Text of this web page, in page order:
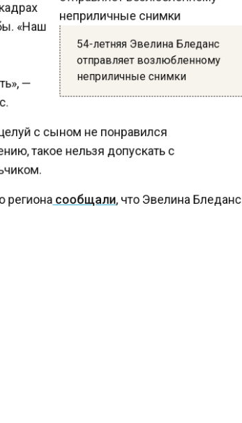
54-летняя Эвелина Бледанс
отправляет возлюбленному
неприличные снимки
«Наш
—
с сыном не понравился
такое нельзя допускать с
регионасообщали, что Эвелина Бледанс